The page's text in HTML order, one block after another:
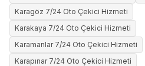
Karagöz 7/24 Oto Çekici Hizmeti
Karakaya 7/24 Oto Çekici Hizmeti
Karamanlar 7/24 Oto Çekici Hizmeti
Karapınar 7/24 Oto Çekici Hizmeti